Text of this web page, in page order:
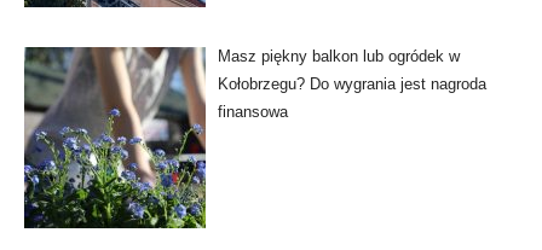
Masz piękny balkon lub ogródek w
Kołobrzegu? Do wygrania jest nagroda
finansowa